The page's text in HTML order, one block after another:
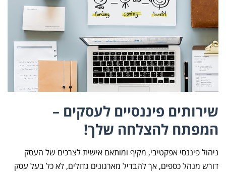
שירותים פיננסיים לעסקים –
המפתח להצלחה שלך!
ניהול פיננסי אפקטיבי, מקיף ומותאם אישית לצרכים של העסק
דורש מנהל כספים, אך להבדיל מארגונים גדולים, לא כל בעל עסק